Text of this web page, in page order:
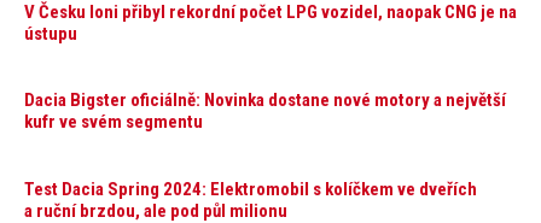
V Česku loni přibyl rekordní počet LPG vozidel, naopak CNG je na
ústupu
Dacia Bigster oficiálně: Novinka dostane nové motory a největší
kufr ve svém segmentu
Test Dacia Spring 2024: Elektromobil s kolíčkem ve dveřích
a ruční brzdou, ale pod půl milionu